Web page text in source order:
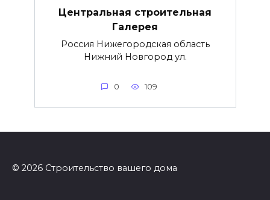
Центральная строительная
Галерея
Россия Нижегородская область
Нижний Новгород ул.
0 109
© 2026 Строительство вашего дома